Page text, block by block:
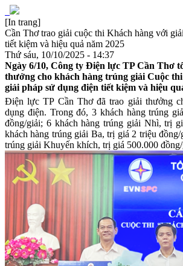
[In trang]
Cần Thơ trao giải cuộc thi Khách hàng với
tiết kiệm và hiệu quả năm 2025
Thứ sáu, 10/10/2025 - 14:37
Ngày 6/10, Công ty Điện lực TP Cần Thơ
thưởng cho khách hàng trúng giải Cuộc
giải pháp sử dụng điện tiết kiệm và hiệu
Điện lực TP Cần Thơ đã trao giải thưởng
dụng điện. Trong đó, 3 khách hàng trúng
đồng/giải; 6 khách hàng trúng giải Nhì, trị
khách hàng trúng giải Ba, trị giá 2 triệu
trúng giải Khuyến khích, trị giá 500.000